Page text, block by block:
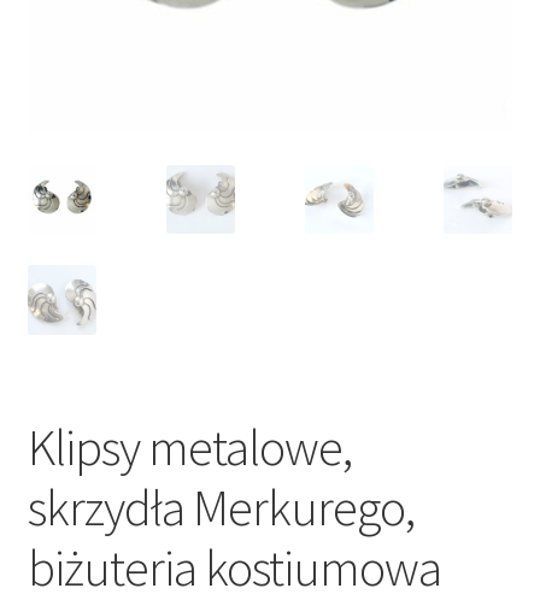
Klipsy metalowe,
skrzydła Merkurego,
biżuteria kostiumowa